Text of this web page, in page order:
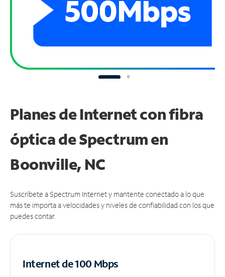
Planes de Internet con fibra
óptica de Spectrum en
Boonville, NC
Suscríbete a Spectrum Internet y mantente conectado a lo que
más te importa a velocidades y niveles de confiabilidad con los que
puedes contar.
Internet de 100 Mbps